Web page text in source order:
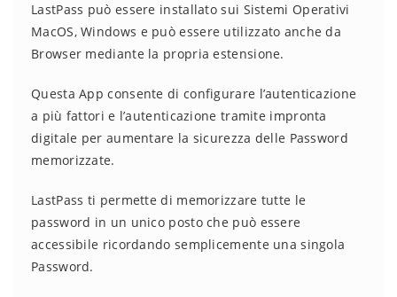
LastPass può essere installato sui Sistemi Operativi
MacOS, Windows e può essere utilizzato anche da
Browser mediante la propria estensione.
Questa App consente di configurare l’autenticazione
a più fattori e l’autenticazione tramite impronta
digitale per aumentare la sicurezza delle Password
memorizzate.
LastPass ti permette di memorizzare tutte le
password in un unico posto che può essere
accessibile ricordando semplicemente una singola
Password.